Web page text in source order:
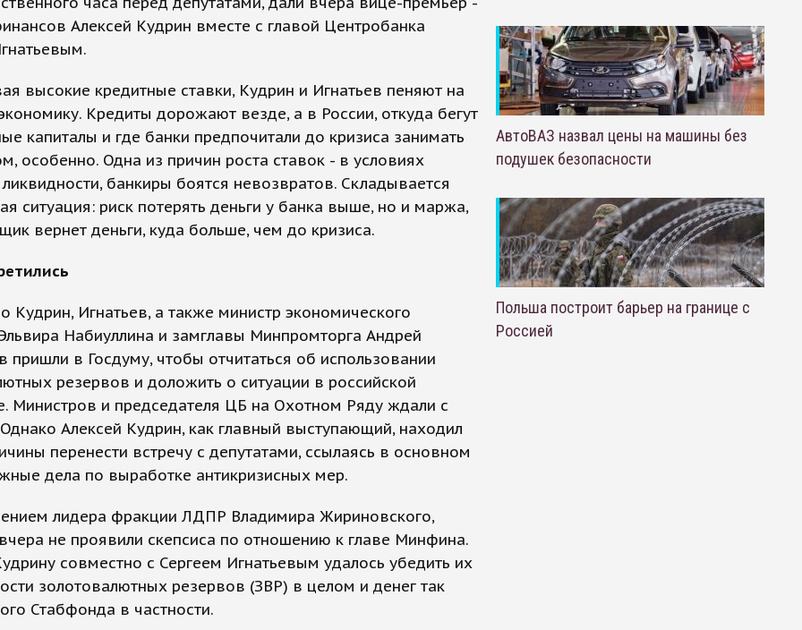
Алексей Кудрин вместе с главой Центробанка
высокие кредитные ставки, Кудрин и Игнатьев пеняют на
Кредиты дорожают везде, а в России, откуда бегут
капиталы и где банки предпочитали до кризиса занимать
особенно. Одна из причин роста ставок - в условиях
банкиры боятся невозвратов. Складывается
ситуация: риск потерять деньги у банка выше, но и маржа,
вернет деньги, куда больше, чем до кризиса.
Кудрин, Игнатьев, а также министр экономического
Набиуллина и замглавы Минпромторга Андрей
пришли в Госдуму, чтобы отчитаться об использовании
резервов и доложить о ситуации в российской
Министров и председателя ЦБ на Охотном Ряду ждали с
Алексей Кудрин, как главный выступающий, находил
перенести встречу с депутатами, ссылаясь в основном
дела по выработке антикризисных мер.
лидера фракции ЛДПР Владимира Жириновского,
не проявили скепсиса по отношению к главе Минфина.
совместно с Сергеем Игнатьевым удалось убедить их
золотовалютных резервов (ЗВР) в целом и денег так
Стабфонда в частности.
АвтоВАЗ назвал цены на машины без
подушек безопасности
Польша построит барьер на границе с
Россией